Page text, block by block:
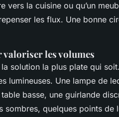
vers la cuisine ou qu’un
les flux. Une bonne
valoriser les volumes
la solution la plus plate qui
lumineuses. Une lampe de
basse, une guirlande
sombres, quelques points de